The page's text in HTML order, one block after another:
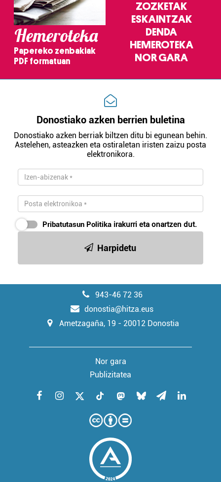
Hemeroteka
Papereko zenbakiak
PDF formatuan
ZOZKETAK
ESKAINTZAK
DENDA
HEMEROTEKA
NOR GARA
Donostiako azken berrien buletina
Donostiako azken berriak biltzen ditu bi egunean behin.
Astelehen, asteazken eta ostiraletan iristen zaizu posta
elektronikora.
Pribatutasun Politika irakurri eta onartzen dut.
Harpidetu
943-46 72 36
donostia@hitza.eus
Ametzagaña, 19 - 20012 Donostia
Nor gara
Publizitatea